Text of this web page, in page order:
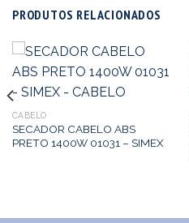
PRODUTOS RELACIONADOS
CABELO
SECADOR CABELO ABS
PRETO 1400W 01031 – SIMEX